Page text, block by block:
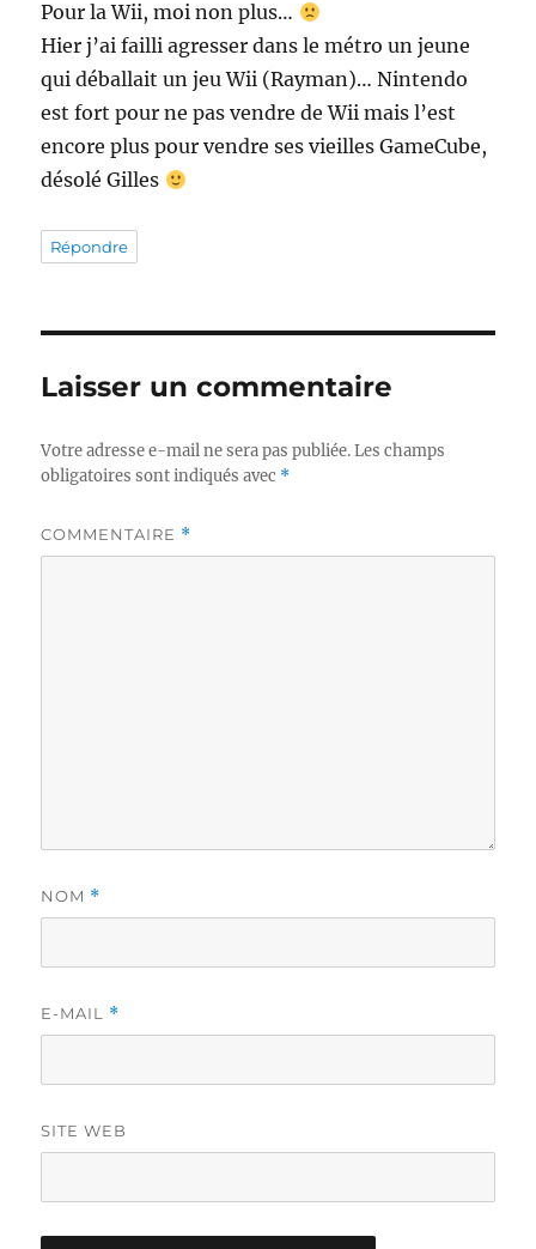
Pour la Wii, moi non plus…
Hier j’ai failli agresser dans le métro un jeune
qui déballait un jeu Wii (Rayman)… Nintendo
est fort pour ne pas vendre de Wii mais l’est
encore plus pour vendre ses vieilles GameCube,
désolé Gilles
Répondre
Laisser un commentaire
Votre adresse e-mail ne sera pas publiée. Les champs
obligatoires sont indiqués avec *
COMMENTAIRE *
NOM *
E-MAIL *
SITE WEB